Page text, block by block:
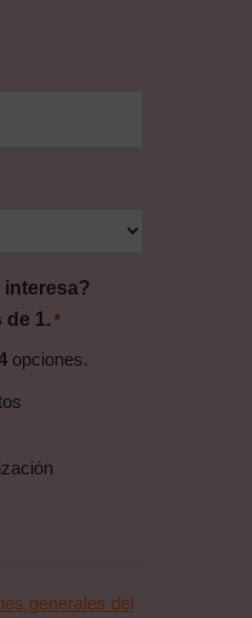
interesa?
de 1. *
opciones.
generales del